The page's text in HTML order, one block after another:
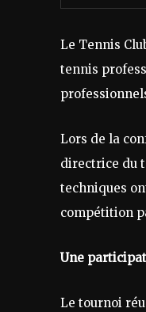
Le Tennis
tennis
Lors de la
directrice du
techniques
compétition
Une
Le tournoi